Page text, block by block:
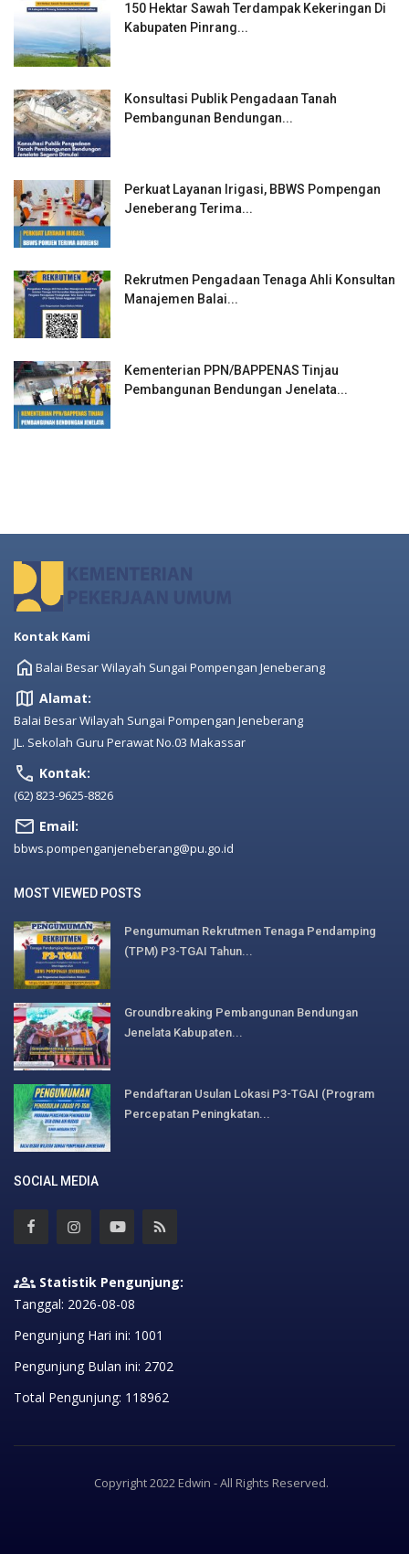
150 Hektar Sawah Terdampak Kekeringan Di
Kabupaten Pinrang...
Konsultasi Publik Pengadaan Tanah
Pembangunan Bendungan...
Perkuat Layanan Irigasi, BBWS Pompengan
Jeneberang Terima...
Rekrutmen Pengadaan Tenaga Ahli Konsultan
Manajemen Balai...
Kementerian PPN/BAPPENAS Tinjau
Pembangunan Bendungan Jenelata...
Kontak Kami
Balai Besar Wilayah Sungai Pompengan Jeneberang
Alamat:
Balai Besar Wilayah Sungai Pompengan Jeneberang
JL. Sekolah Guru Perawat No.03 Makassar
Kontak:
(62) 823-9625-8826
Email:
bbws.pompenganjeneberang@pu.go.id
MOST VIEWED POSTS
Pengumuman Rekrutmen Tenaga Pendamping
(TPM) P3-TGAI Tahun...
Groundbreaking Pembangunan Bendungan
Jenelata Kabupaten...
Pendaftaran Usulan Lokasi P3-TGAI (Program
Percepatan Peningkatan...
SOCIAL MEDIA
Statistik Pengunjung:
Tanggal: 2026-08-08
Pengunjung Hari ini: 1001
Pengunjung Bulan ini: 2702
Total Pengunjung: 118962
Copyright 2022 Edwin - All Rights Reserved.